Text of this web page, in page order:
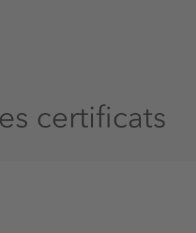
trop
cas avec les
et leur bon
de
certificats